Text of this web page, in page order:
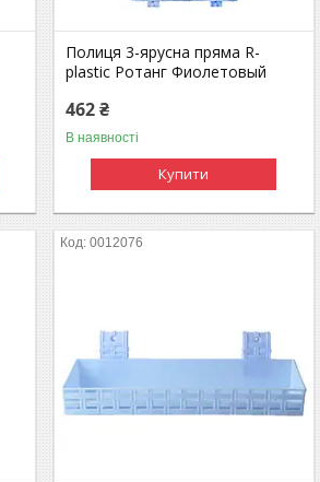
Полиця 3-ярусна пряма R-
plastic Ротанг Фиолетовый
462 ₴
В наявності
Купити
0012076